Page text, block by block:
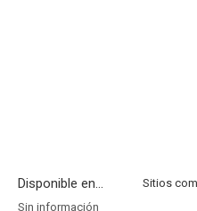
Disponible en...
Sin información